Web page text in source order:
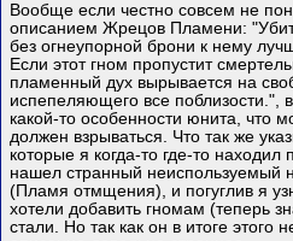
Вообще если честно совсем не
описанием Жрецов Пламени:
без огнеупорной брони к нему
Если этот гном пропустит
пламенный дух вырывается на
испепеляющего все поблизости.",
какой-то особенности юнита, что
должен взрываться. Что так же
которые я когда-то где-то находил
нашел странный неиспользуемый
(Пламя отмщения), и погуглив я
хотели добавить гномам (теперь
стали. Но так как он в итоге этого